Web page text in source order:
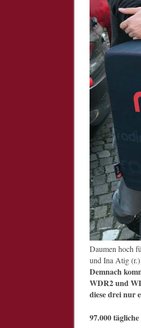
Daumen hoch
und Ina Atig (r.)
Demnach
WDR2 und
diese drei nur
97.000